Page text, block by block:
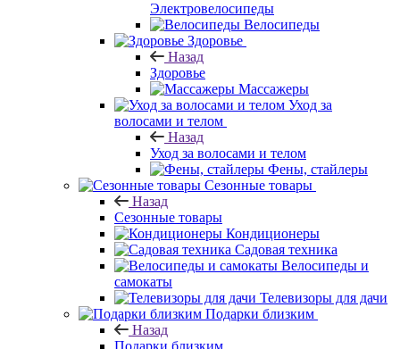
Электровелосипеды
Велосипеды
Здоровье
Назад
Здоровье
Массажеры
Уход за
волосами и телом
Назад
Уход за волосами и телом
Фены, стайлеры
Сезонные товары
Назад
Сезонные товары
Кондиционеры
Садовая техника
Велосипеды и
самокаты
Телевизоры для дачи
Подарки близким
Назад
Подарки близким